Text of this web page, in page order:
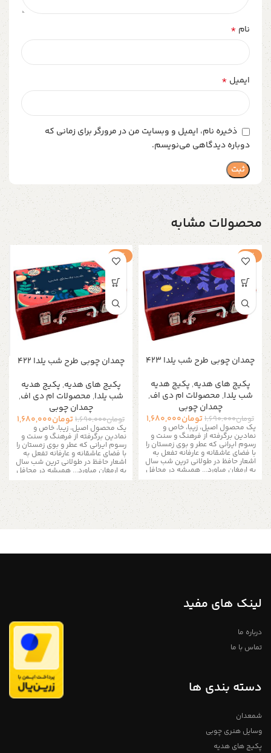
نام *
ایمیل *
ذخیره نام، ایمیل و وبسایت من در مرورگر برای زمانی که
دوباره دیدگاهی می‌نویسم.
محصولات مشابه
-1%
چمدان چوبی طرح شب یلدا ۴۲۳
پکیج های هدیه, پکیج هدیه
شب یلدا, محصولات ام دی اف,
چمدان چوبی
تومان1,690,000تومان1,680,000
یک محصول اصیل، زیبا، خاص و
نمادین برگرفته از فرهنگ و سنت و
رسوم ایرانی که عطر و بوی زمستان را
با فضای عاشقانه و عارفانه تفعل به
اشعار حافظ در طولانی ترین شب سال
به ارمغان میاورد... همیشه در محافل
و میهمانی های شب یلدا جای خالی
یک هدیه عاشقانه و زیبا و متناسب با
فضای گرم و شیرین این درازترین
شب سال به چشم میخورد. ما امسال
برآن شدیم تا با ارائه این پک هدیه
هنری و زیبا و دست ساز، خاطرات و
حال و هوای یلدای ایرانی را ماندگار
متر جنس : ام دی اف خام بدون
فروش ویژه همکاران و
عمده ، با این شماره ها
-1%
چمدان چوبی طرح شب یلدا ۴۲۲
پکیج های هدیه, پکیج هدیه
شب یلدا, محصولات ام دی اف,
چمدان چوبی
تومان1,690,000تومان1,680,000
یک محصول اصیل، زیبا، خاص و
نمادین برگرفته از فرهنگ و سنت و
رسوم ایرانی که عطر و بوی زمستان را
با فضای عاشقانه و عارفانه تفعل به
اشعار حافظ در طولانی ترین شب سال
به ارمغان میاورد... همیشه در محافل
و میهمانی های شب یلدا جای خالی
یک هدیه عاشقانه و زیبا و متناسب با
فضای گرم و شیرین این درازترین
شب سال به چشم میخورد. ما امسال
برآن شدیم تا با ارائه این پک هدیه
هنری و زیبا و دست ساز، خاطرات و
حال و هوای یلدای ایرانی را ماندگار
متر جنس : ام دی اف خام بدون
در تماس باشید
09113335582 01333536655
لینک های مفید
درباره ما
تماس با ما
دسته بندی ها
شمعدان
وسایل هنری چوبی
پکیج های هدیه